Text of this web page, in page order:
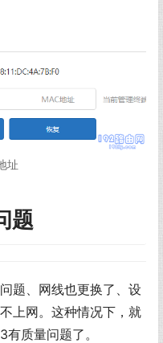
址
题
题、网线也更换了、设
上网。这种情况下，就
质量问题了。